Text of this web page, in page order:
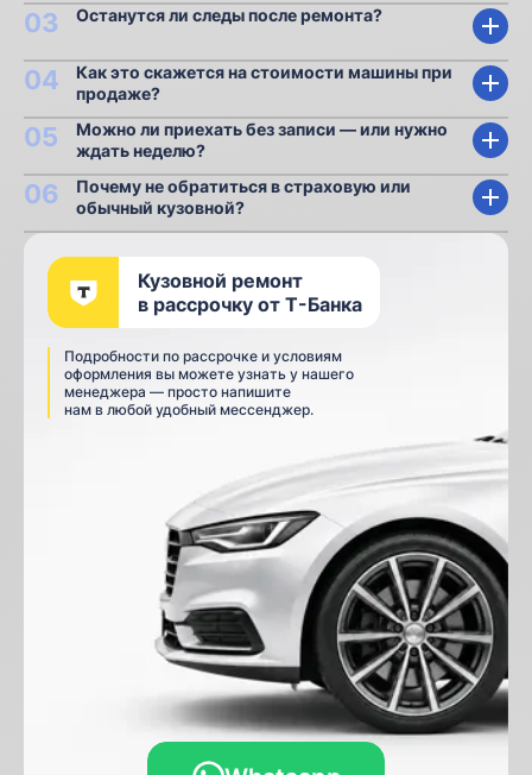
03 Останутся ли следы после ремонта?
04
Как это скажется на стоимости машины при
продаже?
05
Можно ли приехать без записи — или нужно
ждать неделю?
06
Почему не обратиться в страховую или
обычный кузовной?
Кузовной ремонт
в рассрочку от Т-Банка
Подробности по рассрочке и условиям
оформления вы можете узнать у нашего
менеджера — просто напишите
нам в любой удобный мессенджер.